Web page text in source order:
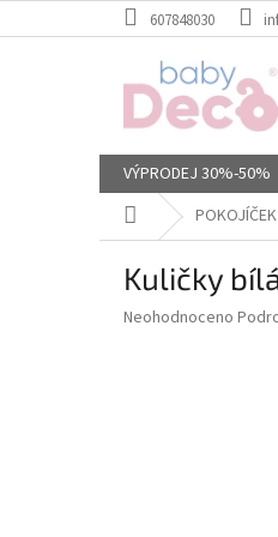
na
607848030
VÝPRODEJ 30%-50%
Domů POKOJÍČEK
Kuličky
Průměrné
Neohodnoceno